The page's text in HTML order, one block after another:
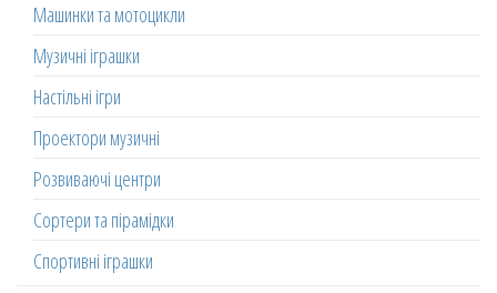
Машинки та мотоцикли
Музичні іграшки
Настільні ігри
Проектори музичні
Розвиваючі центри
Сортери та пірамідки
Спортивні іграшки